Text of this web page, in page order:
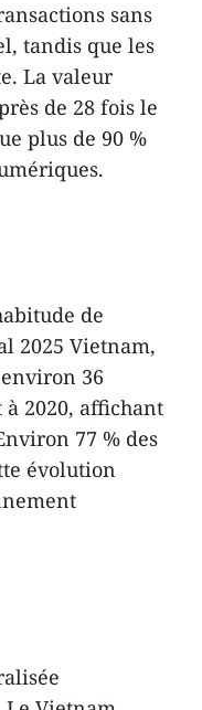
sans
tandis que les
La valeur
de 28 fois le
plus de 90 %
de
2025 Vietnam,
36
2020, affichant
77 % des
évolution